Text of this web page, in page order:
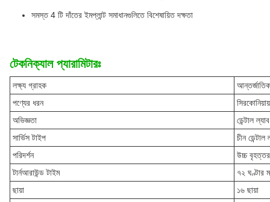
সমস্ত 4 টি দাঁতের ইমপ্লান্ট সমাধানগুলিতে বিশেষায়িত দক্ষতা
টেকনিক্যাল প্যারামিটারঃ
লক্ষ্য গ্রাহক
পণ্যের ধরন
অভিজ্ঞতা
ডেন্টাল
সার্ভিস টাইপ
চীন ডেন্টাল
পরিদর্শন
উচ্চ বৃহত্তর
টার্নআরাউন্ড টাইম
৭২ ঘণ্টার
ছায়া
১৬ ছায়া